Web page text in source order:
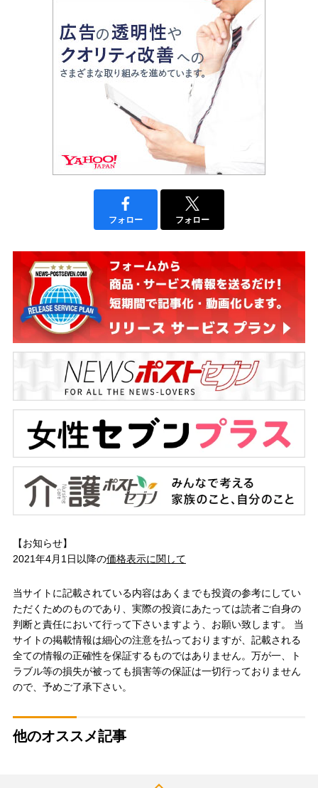
フォロー フォロー
【お知らせ】
2021年4月1日以降の価格表示に関して
当サイトに記載されている内容はあくまでも投資の参考にしてい
ただくためのものであり、実際の投資にあたっては読者ご自身の
判断と責任において行って下さいますよう、お願い致します。 当
サイトの掲載情報は細心の注意を払っておりますが、記載される
全ての情報の正確性を保証するものではありません。万が一、ト
ラブル等の損失が被っても損害等の保証は一切行っておりません
ので、予めご了承下さい。
他のオススメ記事